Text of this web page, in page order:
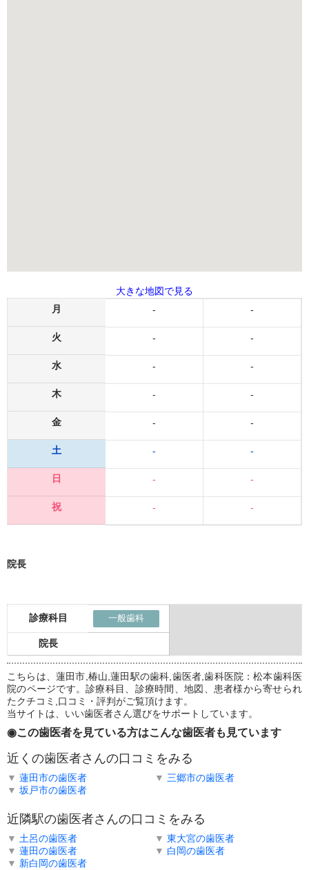
大きな地図で見る
月
火
水
木
金
土
日
祝
-
-
-
-
-
-
-
-
-
-
-
-
-
-
-
-
院長
診療科目 一般歯科
院長
こちらは、蓮田市,椿山,蓮田駅の歯科,歯医者,歯科医院：松本歯科医
院のページです。診療科目、診療時間、地図、患者様から寄せられ
たクチコミ,口コミ・評判がご覧頂けます。
当サイトは、いい歯医者さん選びをサポートしています。
◉この歯医者を見ている方はこんな歯医者も見ています
近くの歯医者さんの口コミをみる
▼ 蓮田市の歯医者 ▼ 三郷市の歯医者
▼ 坂戸市の歯医者
近隣駅の歯医者さんの口コミをみる
▼ 土呂の歯医者 ▼ 東大宮の歯医者
▼ 蓮田の歯医者 ▼ 白岡の歯医者
▼ 新白岡の歯医者